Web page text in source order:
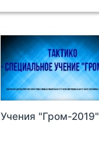
Учения "Гром-2019"